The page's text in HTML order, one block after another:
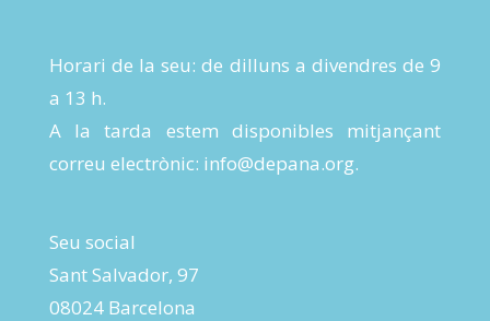
Horari de la seu: de dilluns a divendres de 9
a 13 h.
A la tarda estem disponibles mitjançant
correu electrònic: info@depana.org.
Seu social
Sant Salvador, 97
08024 Barcelona